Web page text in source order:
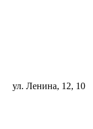
ул. Ленина, 12, 10